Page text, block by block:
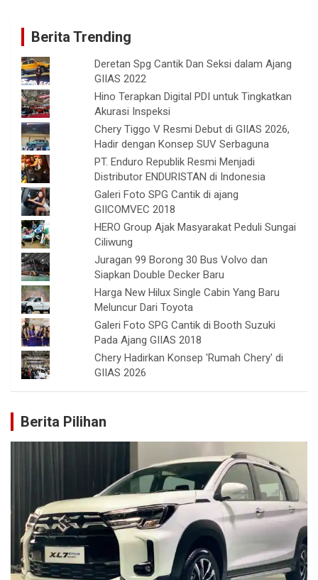
Berita Trending
Deretan Spg Cantik Dan Seksi dalam Ajang
GIIAS 2022
Hino Terapkan Digital PDI untuk Tingkatkan
Akurasi Inspeksi
Chery Tiggo V Resmi Debut di GIIAS 2026,
Hadir dengan Konsep SUV Serbaguna
PT. Enduro Republik Resmi Menjadi
Distributor ENDURISTAN di Indonesia
Galeri Foto SPG Cantik di ajang
GIICOMVEC 2018
HERO Group Ajak Masyarakat Peduli Sungai
Ciliwung
Juragan 99 Borong 30 Bus Volvo dan
Siapkan Double Decker Baru
Harga New Hilux Single Cabin Yang Baru
Meluncur Dari Toyota
Galeri Foto SPG Cantik di Booth Suzuki
Pada Ajang GIIAS 2018
Chery Hadirkan Konsep 'Rumah Chery' di
GIIAS 2026
Berita Pilihan